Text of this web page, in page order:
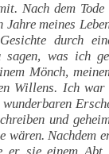
Nach dem
meines
durch
was ich
Mönch,
Willens. Ich war
und
wären. Nachdem